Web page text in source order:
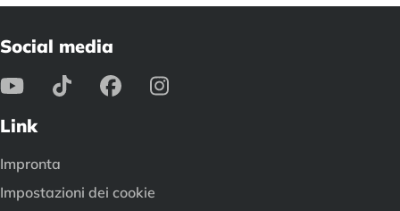
Social media
Link
Impronta
Impostazioni dei cookie